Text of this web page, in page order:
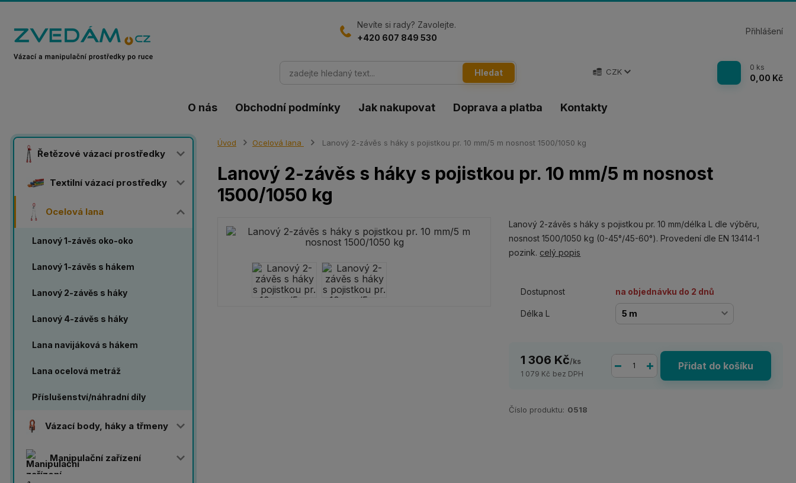
O nás Obchodní podmínky Jak nakupovat Doprava a platba Kontakty
CZK
Přihlášení
Hledat
Nevíte si rady? Zavolejte.
+420 607 849 530
0 ks
0,00 Kč
Řetězové vázací prostředky
Textilní vázací prostředky
Ocelová lana
Lanový 1-závěs oko-oko
Lanový 1-závěs s hákem
Lanový 2-závěs s háky
Lanový 4-závěs s háky
Lana navijáková s hákem
Lana ocelová metráž
Příslušenství/náhradní díly
Vázací body, háky a třmeny
Manipulační zařízení
Úvod Ocelová lana Lanový 2-závěs s háky s pojistkou pr. 10 mm/5 m nosnost 1500/1050 kg
Lanový 2-závěs s háky s pojistkou pr. 10 mm/5 m nosnost
1500/1050 kg
Lanový 2-závěs s háky s pojistkou pr. 10 mm/délka L dle výběru,
nosnost 1500/1050 kg (0-45°/45-60°). Provedení dle EN 13414-1
pozink. celý popis
Dostupnost na objednávku do 2 dnů
Délka L
1 306 Kč/ks
1 079 Kč bez DPH
Přidat do košíku
Číslo produktu: 0518